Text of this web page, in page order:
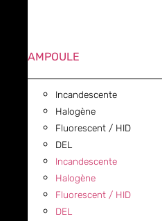
AMPOULE
Incandescente
Halogène
Fluorescent / HID
DEL
Incandescente
Halogène
Fluorescent / HID
DEL